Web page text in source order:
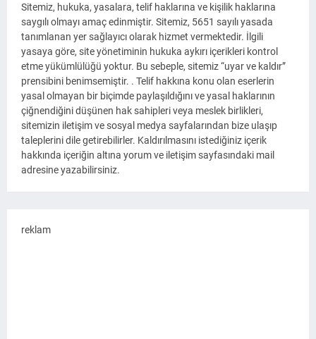
Sitemiz, hukuka, yasalara, telif haklarına ve kişilik haklarına
saygılı olmayı amaç edinmiştir. Sitemiz, 5651 sayılı yasada
tanımlanan yer sağlayıcı olarak hizmet vermektedir. İlgili
yasaya göre, site yönetiminin hukuka aykırı içerikleri kontrol
etme yükümlülüğü yoktur. Bu sebeple, sitemiz “uyar ve kaldır”
prensibini benimsemiştir. . Telif hakkına konu olan eserlerin
yasal olmayan bir biçimde paylaşıldığını ve yasal haklarının
çiğnendiğini düşünen hak sahipleri veya meslek birlikleri,
sitemizin iletişim ve sosyal medya sayfalarından bize ulaşıp
taleplerini dile getirebilirler. Kaldırılmasını istediğiniz içerik
hakkında içeriğin altına yorum ve iletişim sayfasındaki mail
adresine yazabilirsiniz.
reklam